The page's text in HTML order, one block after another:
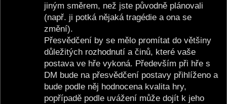
jiným směrem, než jste původně plánovali
(např. ji potká nějaká tragédie a ona se
změní).
Přesvědčení by se mělo promítat do většiny
důležitých rozhodnutí a činů, které vaše
postava ve hře vykoná. Především při hře s
DM bude na přesvědčení postavy přihlíženo a
bude podle něj hodnocena kvalita hry,
popřípadě podle uvážení může dojít k jeho